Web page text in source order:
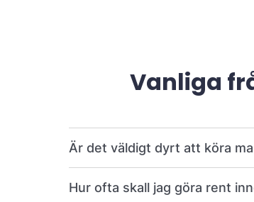
Vanliga
Är det väldigt dyrt att köra
Hur ofta skall jag göra rent